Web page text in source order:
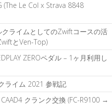
(The Le Col x Strava 8848
ライムとしてのZwiftコースの活
とVen-Top)
ZEROペダル – 1ヶ月利用し
ライム 2021 参戦記
クランク交換 (FC-R9100 →